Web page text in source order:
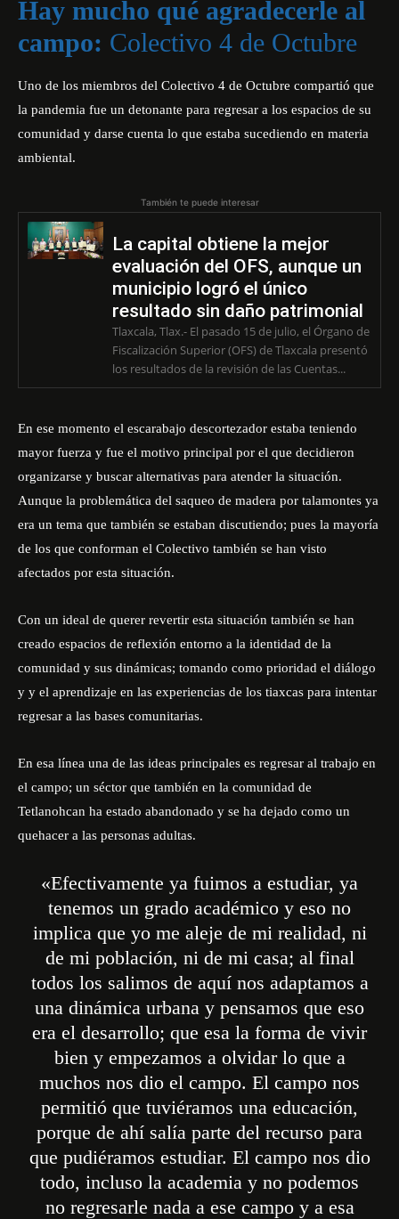
Hay mucho qué agradecerle al
campo: Colectivo 4 de Octubre
Uno de los miembros del Colectivo 4 de Octubre compartió que
la pandemia fue un detonante para regresar a los espacios de su
comunidad y darse cuenta lo que estaba sucediendo en materia
ambiental.
También te puede interesar
La capital obtiene la mejor
evaluación del OFS, aunque un
municipio logró el único
resultado sin daño patrimonial
Tlaxcala, Tlax.- El pasado 15 de julio, el Órgano de
Fiscalización Superior (OFS) de Tlaxcala presentó
los resultados de la revisión de las Cuentas...
En ese momento el escarabajo descortezador estaba teniendo
mayor fuerza y fue el motivo principal por el que decidieron
organizarse y buscar alternativas para atender la situación.
Aunque la problemática del saqueo de madera por talamontes ya
era un tema que también se estaban discutiendo; pues la mayoría
de los que conforman el Colectivo también se han visto
afectados por esta situación.
Con un ideal de querer revertir esta situación también se han
creado espacios de reflexión entorno a la identidad de la
comunidad y sus dinámicas; tomando como prioridad el diálogo
y y el aprendizaje en las experiencias de los tiaxcas para intentar
regresar a las bases comunitarias.
En esa línea una de las ideas principales es regresar al trabajo en
el campo; un séctor que también en la comunidad de
Tetlanohcan ha estado abandonado y se ha dejado como un
quehacer a las personas adultas.
«Efectivamente ya fuimos a estudiar, ya
tenemos un grado académico y eso no
implica que yo me aleje de mi realidad, ni
de mi población, ni de mi casa; al final
todos los salimos de aquí nos adaptamos a
una dinámica urbana y pensamos que eso
era el desarrollo; que esa la forma de vivir
bien y empezamos a olvidar lo que a
muchos nos dio el campo. El campo nos
permitió que tuviéramos una educación,
porque de ahí salía parte del recurso para
que pudiéramos estudiar. El campo nos dio
todo, incluso la academia y no podemos
no regresarle nada a ese campo y a esa